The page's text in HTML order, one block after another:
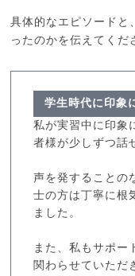
具体的なエピソードと
ったのかを伝えてくだ
学生時代に印象
私が実習中に印象
者様が少しずつ話
声を発することの
士の方は丁寧に根
ました。
また、私もサポー
関わらせていただ